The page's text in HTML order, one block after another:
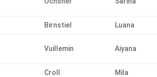
Birnstiel Luana
Vuillemin Aiyana
Croll Mila